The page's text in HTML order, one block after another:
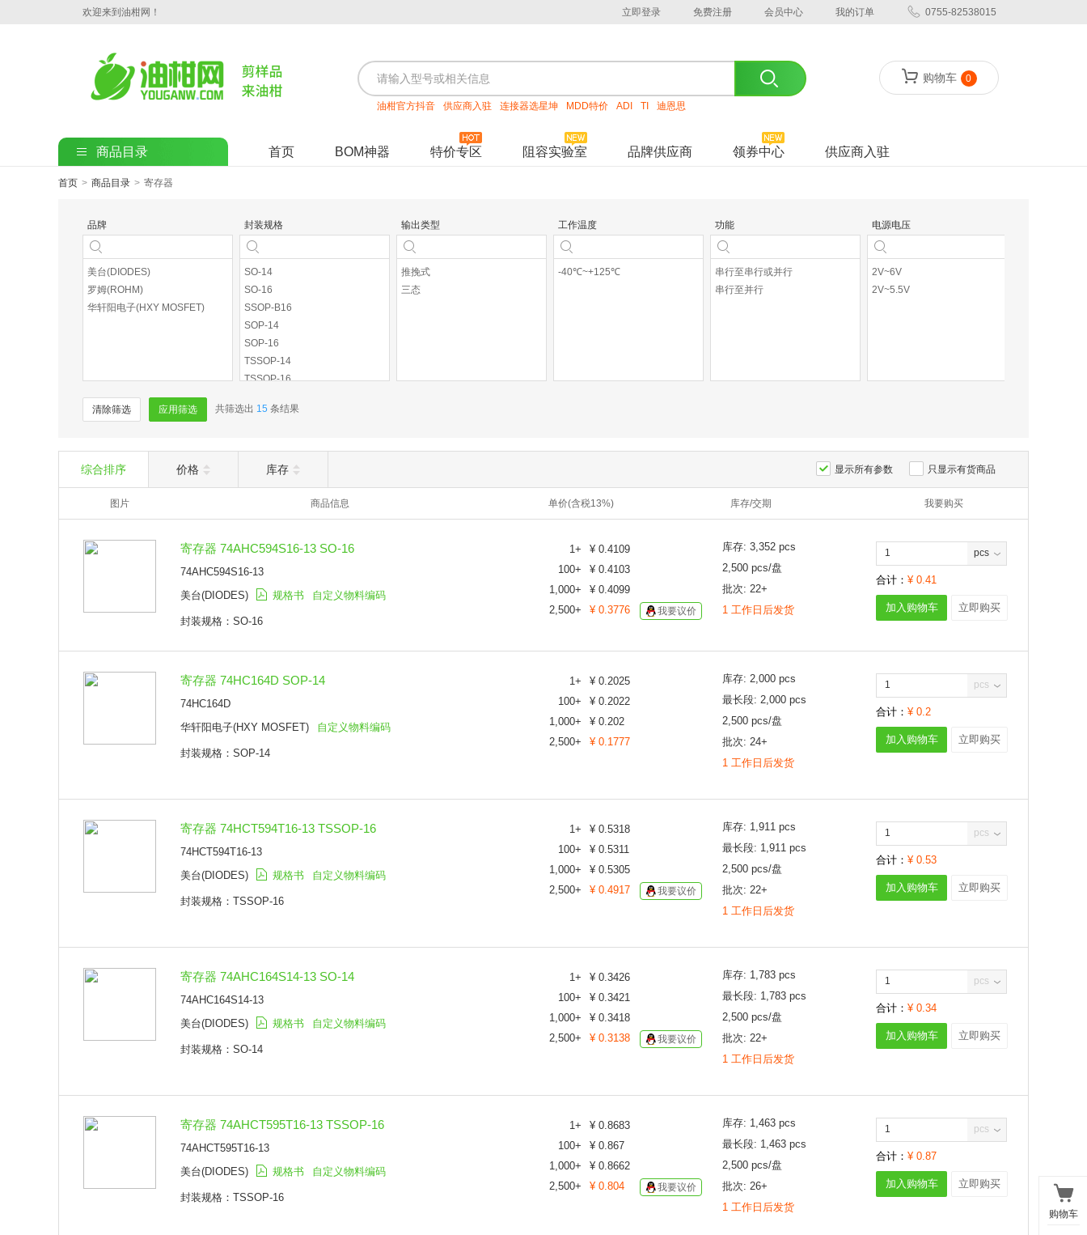
欢迎来到油柑网！ 立即登录 免费注册 会员中心 我的订单 0755-82538015
油柑官方抖音 供应商入驻 连接器选星坤 MDD特价 ADI TI 迪恩思
购物车 0
商品目录 首页 BOM神器 特价专区 阻容实验室 品牌供应商 领券中心 供应商入驻
首页 > 商品目录 > 寄存器
品牌
美台(DIODES)
罗姆(ROHM)
华轩阳电子(HXY MOSFET)
封装规格
SO-14
SO-16
SSOP-B16
SOP-14
SOP-16
TSSOP-14
TSSOP-16
输出类型
推挽式
三态
工作温度
-40℃~+125℃
功能
串行至串行或并行
串行至并行
电源电压
2V~6V
2V~5.5V
清除筛选 应用筛选 共筛选出 15 条结果
综合排序 价格 库存 显示所有参数 只显示有货商品
图片 商品信息 单价(含税13%) 库存/交期 我要购买
寄存器 74AHC594S16-13 SO-16
74AHC594S16-13
美台(DIODES)
规格书 自定义物料编码
封装规格：SO-16
1+ ¥ 0.4109
100+ ¥ 0.4103
1,000+ ¥ 0.4099
2,500+ ¥ 0.3776 我要议价
库存: 3,352 pcs
2,500 pcs/盘
批次: 22+
1 工作日后发货
pcs
合计： ¥ 0.41
加入购物车 立即购买
寄存器 74HC164D SOP-14
74HC164D
华轩阳电子(HXY MOSFET)
自定义物料编码
封装规格：SOP-14
1+ ¥ 0.2025
100+ ¥ 0.2022
1,000+ ¥ 0.202
2,500+ ¥ 0.1777
库存: 2,000 pcs
最长段: 2,000 pcs
2,500 pcs/盘
批次: 24+
1 工作日后发货
pcs
合计： ¥ 0.2
加入购物车 立即购买
寄存器 74HCT594T16-13 TSSOP-16
74HCT594T16-13
美台(DIODES)
规格书 自定义物料编码
封装规格：TSSOP-16
1+ ¥ 0.5318
100+ ¥ 0.5311
1,000+ ¥ 0.5305
2,500+ ¥ 0.4917 我要议价
库存: 1,911 pcs
最长段: 1,911 pcs
2,500 pcs/盘
批次: 22+
1 工作日后发货
pcs
合计： ¥ 0.53
加入购物车 立即购买
寄存器 74AHC164S14-13 SO-14
74AHC164S14-13
美台(DIODES)
规格书 自定义物料编码
封装规格：SO-14
1+ ¥ 0.3426
100+ ¥ 0.3421
1,000+ ¥ 0.3418
2,500+ ¥ 0.3138 我要议价
库存: 1,783 pcs
最长段: 1,783 pcs
2,500 pcs/盘
批次: 22+
1 工作日后发货
pcs
合计： ¥ 0.34
加入购物车 立即购买
寄存器 74AHCT595T16-13 TSSOP-16
74AHCT595T16-13
美台(DIODES)
规格书 自定义物料编码
封装规格：TSSOP-16
1+ ¥ 0.8683
100+ ¥ 0.867
1,000+ ¥ 0.8662
2,500+ ¥ 0.804 我要议价
库存: 1,463 pcs
最长段: 1,463 pcs
2,500 pcs/盘
批次: 26+
1 工作日后发货
pcs
合计： ¥ 0.87
加入购物车 立即购买
购物车